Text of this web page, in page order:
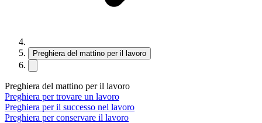
Preghiera del mattino per il lavoro
Preghiera del mattino per il lavoro
Preghiera per trovare un lavoro
Preghiera per il successo nel lavoro
Preghiera per conservare il lavoro